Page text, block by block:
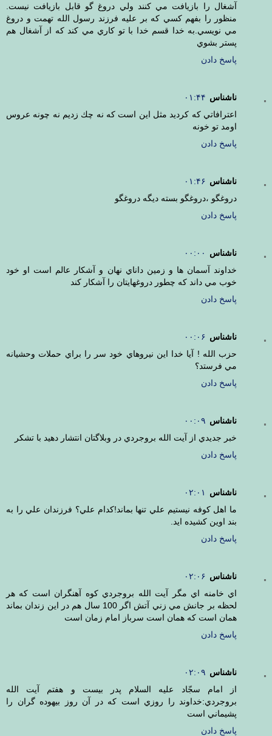
آشغال را بازيافت مي كنند ولي دروغ گو قابل بازيافت نيست.
منظور را بفهم كسي كه بر عليه فرزند رسول الله تهمت و دروغ
مي نويسي.به خدا قسم خدا با تو كاري مي كند كه از آشغال هم
پستر بشوي
پاسخ دادن
ناشناس ۰۱:۴۴
اعترافاتي كه كرديد مثل اين است كه نه چك زديم نه چونه عروس
اومد تو خونه
پاسخ دادن
ناشناس ۰۱:۴۶
دروغگو ،دروغگو بسته ديگه دروغگو
پاسخ دادن
ناشناس
۰۰:۰۰
خداوند آسمان ها و زمين داناي نهان و آشكار عالم است او خود
خوب مي داند كه چطور دروغهايتان را آشكار كند
پاسخ دادن
ناشناس ۰۰:۰۶
حزب الله ! آيا خدا اين نيروهاي خود سر را براي حملات وحشيانه
مي فرستد؟
پاسخ دادن
ناشناس ۰۰:۰۹
خبر جديدي از آيت الله بروجردي در وبلاگتان انتشار دهيد با تشكر
پاسخ دادن
ناشناس
۰۲:۰۱
ما اهل كوفه نيستيم علي تنها بماند!كدام علي؟ فرزندان علي را به
بند اوين كشيده ايد.
پاسخ دادن
ناشناس ۰۲:۰۶
اي خامنه اي مگر آيت الله بروجردي كوه آهنگران است كه هر
لحظه بر جانش مي زني آتش اگر 100 سال هم در اين زندان بماند
همان است كه همان است سرباز امام زمان است
پاسخ دادن
ناشناس ۰۲:۰۹
از امام سجّاد عليه السلام پدر بيست و هفتم آيت الله
بروجردي:خداوند را روزي است كه در آن روز بيهوده گران را
پشيماني است
پاسخ دادن